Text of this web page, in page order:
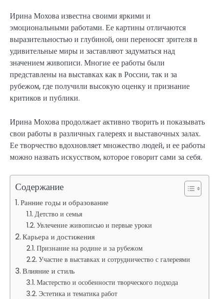
Ирина Мохова известна своими яркими и
эмоциональными работами. Ее картины отличаются
выразительностью и глубиной, они переносят зрителя в
удивительные миры и заставляют задуматься над
значением живописи. Многие ее работы были
представлены на выставках как в России, так и за
рубежом, где получили высокую оценку и признание
критиков и публики.
Ирина Мохова продолжает активно творить и показывать
свои работы в различных галереях и выставочных залах.
Ее творчество вдохновляет множество людей, и ее работы
можно назвать искусством, которое говорит сами за себя.
Содержание
Ранние годы и образование
Детство и семья
Увлечение живописью и первые уроки
Карьера и достижения
Признание на родине и за рубежом
Участие в выставках и сотрудничество с галереями
Влияние и стиль
Мастерство и особенности творческого подхода
Эстетика и тематика работ